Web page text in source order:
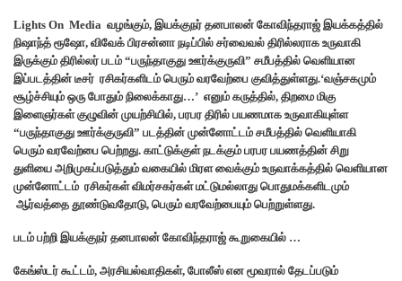
Lights On Media வழங்கும், இயக்குநர் தனபாலன் கோவிந்தராஜ் இயக்கத்தில்
நிஷாந்த் ரூஷோ, விவேக் பிரசன்னா நடிப்பில் சர்வைவல் திரில்லராக உருவாகி
இருக்கும் திரில்லர் படம் “பருந்தாகுது ஊர்க்குருவி” சமீபத்தில் வெளியான
இப்படத்தின் டீசர் ரசிகர்களிடம் பெரும் வரவேற்பை குவித்துள்ளது.‘வஞ்சகமும்
சூழ்ச்சியும் ஒரு போதும் நிலைக்காது…’ எனும் கருத்தில், திறமை மிகு
இளைஞர்கள் குழுவின் முயற்சியில், பரபர திரில் பயணமாக உருவாகியுள்ள
“பருந்தாகுது ஊர்க்குருவி” படத்தின் முன்னோட்டம் சமீபத்தில் வெளியாகி
பெரும் வரவேற்பை பெற்றது. காட்டுக்குள் நடக்கும் பரபர பயணத்தின் சிறு
துளியை அறிமுகப்படுத்தும் வகையில் மிரள வைக்கும் உருவாக்கத்தில் வெளியான
முன்னோட்டம் ரசிகர்கள் விமர்சகர்கள் மட்டுமல்லாது பொதுமக்களிடமும்
ஆர்வத்தை தூண்டுவதோடு, பெரும் வரவேற்பையும் பெற்றுள்ளது.
படம் பற்றி இயக்குநர் தனபாலன் கோவிந்தராஜ் கூறுகையில் …
கேங்ஸ்டர் கூட்டம், அரசியல்வாதிகள், போலீஸ் என மூவரால் தேடப்படும்